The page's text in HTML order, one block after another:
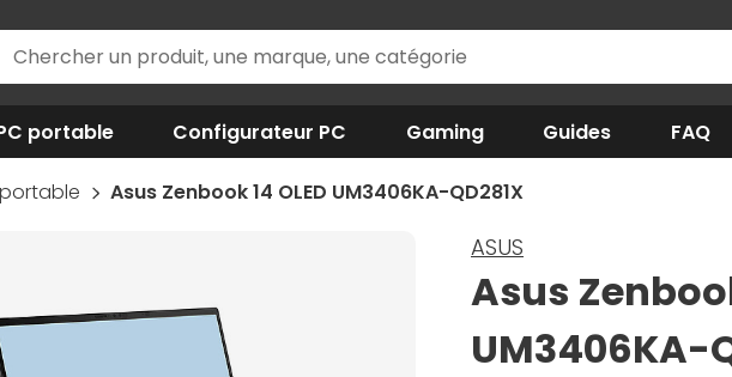
portable Configurateur PC Gaming Guides FAQ
Asus Zenbook 14 OLED UM3406KA-QD281X
ASUS
Asus
UM3406KA-